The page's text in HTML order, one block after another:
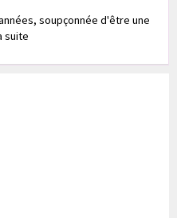
soupçonnée d'être une
suite